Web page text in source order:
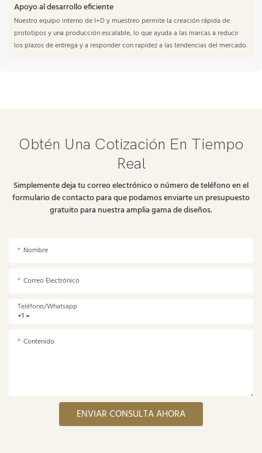
Apoyo al desarrollo eficiente
Nuestro equipo interno de I+D y muestreo permite la creación rápida de
prototipos y una producción escalable, lo que ayuda a las marcas a reducir
los plazos de entrega y a responder con rapidez a las tendencias del mercado.
Obtén Una Cotización En Tiempo
Real
Simplemente deja tu correo electrónico o número de teléfono en el
formulario de contacto para que podamos enviarte un presupuesto
gratuito para nuestra amplia gama de diseños.
Nombre
Correo Electrónico
+1
Teléfono/whatsapp
Contenido
ENVIAR CONSULTA AHORA